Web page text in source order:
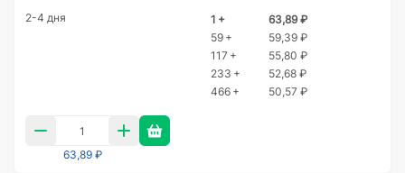
2-4 дня 1 +
63,89 ₽
59 +
59,39 ₽
117 +
55,80 ₽
233 +
52,68 ₽
466 +
50,57 ₽
63,89 ₽